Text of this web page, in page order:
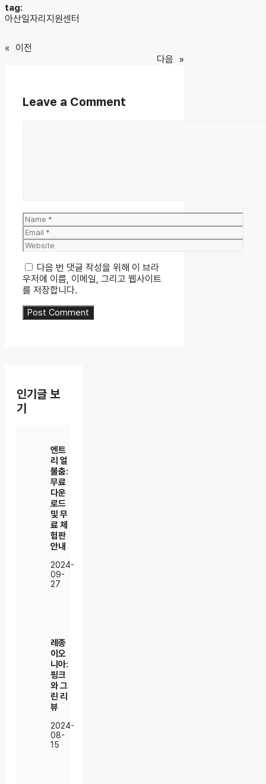
tag:
아산일자리지원센터
« 이전
다음 »
Leave a Comment
Name
Email
Website
다음 번 댓글 작성을 위해 이 브라
우저에 이름, 이메일, 그리고 웹사이트
를 저장합니다.
인기글 보
기
엔트
리 얼
불춤:
무료
다운
로드
및 무
료 체
험판
안내
2024-
09-
27
레종
이오
니아:
핑크
와 그
린 리
뷰
2024-
08-
15